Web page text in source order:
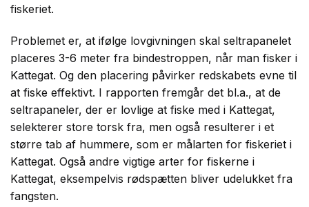
fiskeriet.
Problemet er, at ifølge lovgivningen skal seltrapanelet
placeres 3-6 meter fra bindestroppen, når man fisker i
Kattegat. Og den placering påvirker redskabets evne til
at fiske effektivt. I rapporten fremgår det bl.a., at de
seltrapaneler, der er lovlige at fiske med i Kattegat,
selekterer store torsk fra, men også resulterer i et
større tab af hummere, som er målarten for fiskeriet i
Kattegat. Også andre vigtige arter for fiskerne i
Kattegat, eksempelvis rødspætten bliver udelukket fra
fangsten.